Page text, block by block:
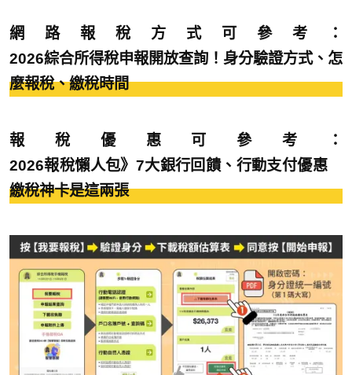
網路報稅方式可參考：
2026綜合所得稅申報開放查詢！身分驗證方式、怎
麼報稅、繳稅時間
報稅優惠可參考：
2026報稅懶人包》7大銀行回饋、行動支付優惠
繳稅神卡是這兩張